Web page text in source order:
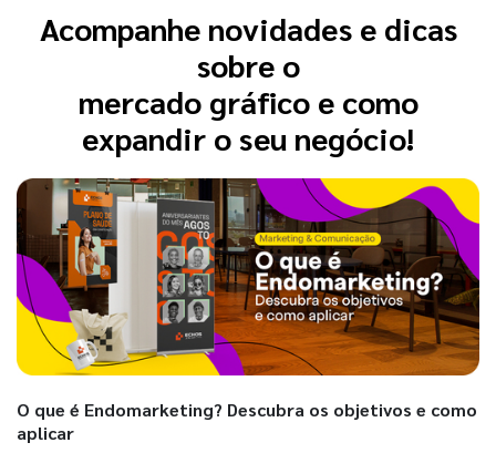
Acompanhe novidades e dicas
sobre o
mercado gráfico e como
expandir o seu negócio!
O que é Endomarketing? Descubra os objetivos e como
aplicar